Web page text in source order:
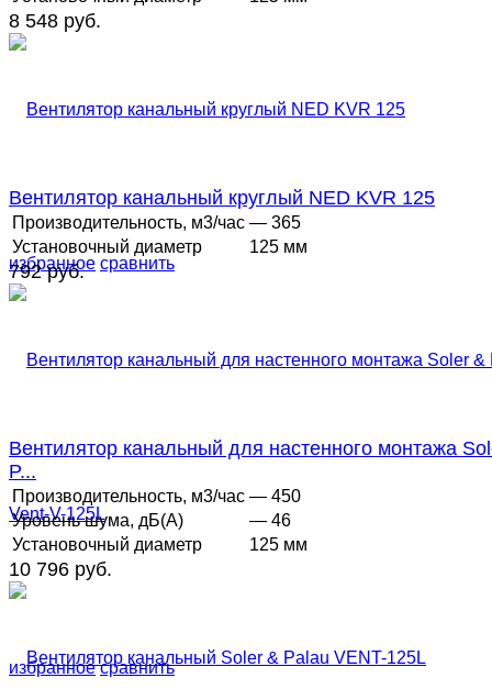
8 548 руб.
избранное сравнить
Вентилятор канальный круглый NED KVR 125
Производительность, м3/час — 365
Установочный диаметр
125 мм
792 руб.
избранное сравнить
Вентилятор канальный для настенного монтажа
P...
Производительность, м3/час — 450
Уровень шума, дБ(А)
— 46
Установочный диаметр
125 мм
10 796 руб.